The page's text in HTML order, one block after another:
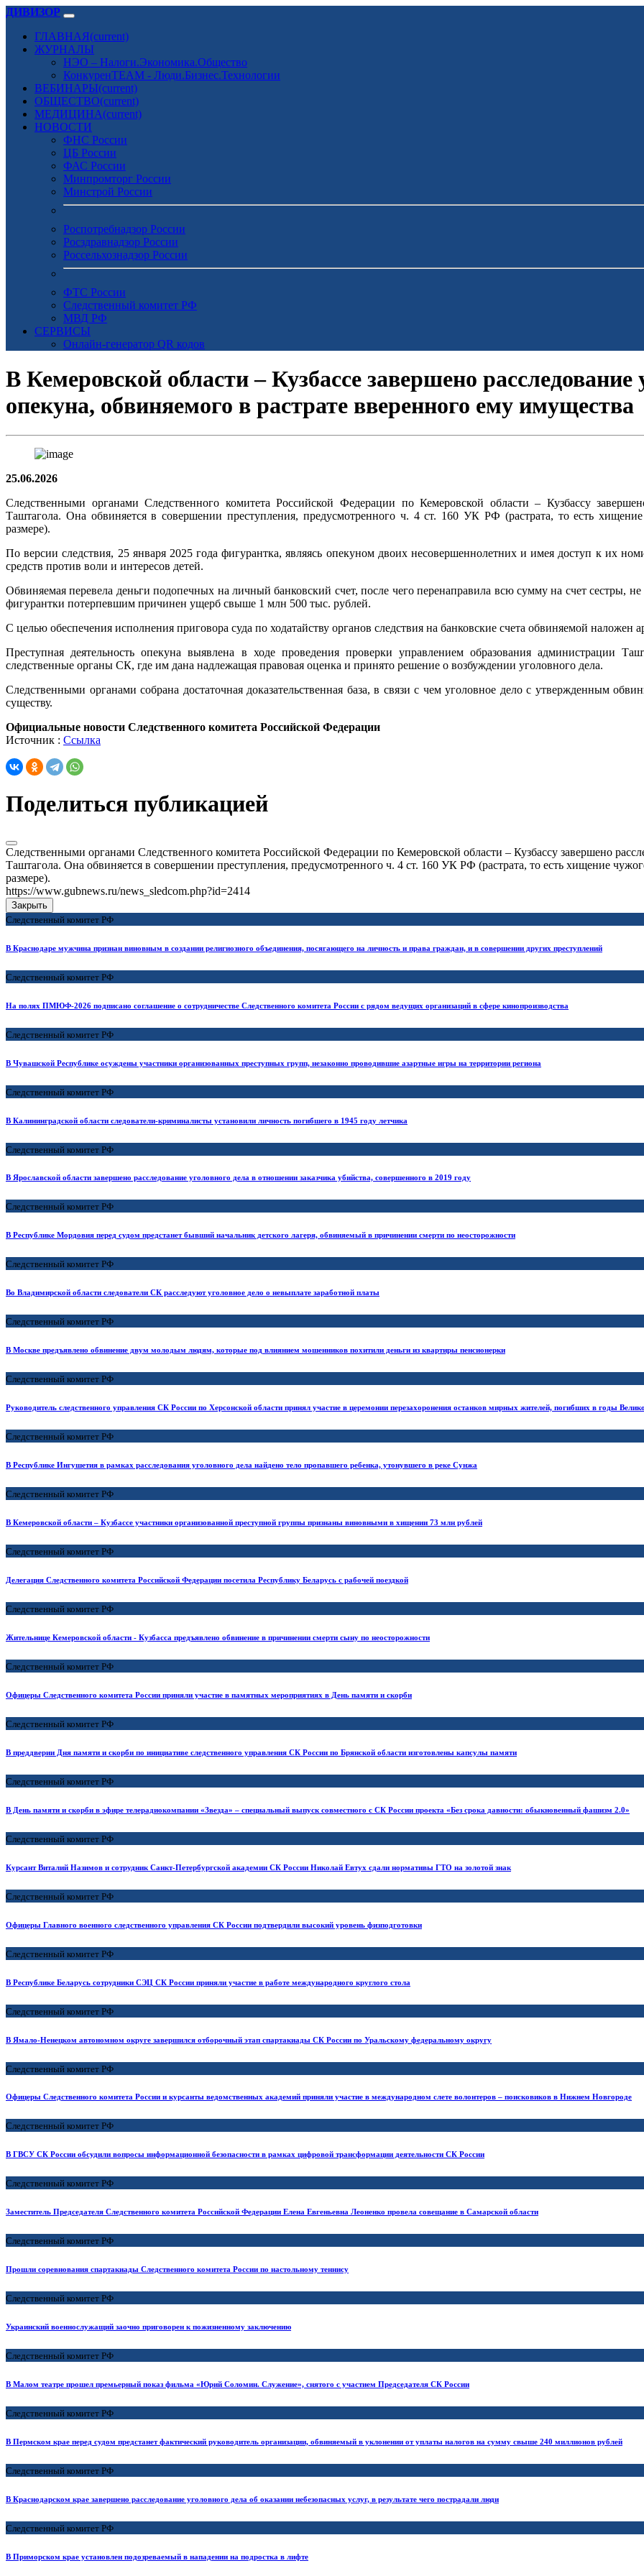
ДИВИЗОР
ГЛАВНАЯ(current)
ЖУРНАЛЫ
НЭО – Налоги.Экономика.Общество
КонкуренTEAM - Люди.Бизнес.Технологии
ВЕБИНАРЫ(current)
ОБЩЕСТВО(current)
МЕДИЦИНА(current)
НОВОСТИ
ФНС России
ЦБ России
ФАС России
Минпромторг России
Минстрой России
Роспотребнадзор России
Росздравнадзор России
Россельхознадзор России
ФТС России
Следственный комитет РФ
МВД РФ
СЕРВИСЫ
Онлайн-генератор QR кодов
В Кемеровской области – Кузбассе завершено
опекуна, обвиняемого в растрате вверенного ему имущества
25.06.2026
Следственными органами Следственного комитета Российской Федерации по Кемеровской области – Кузбассу
Таштагола. Она обвиняется в совершении преступления, предусмотренного ч. 4 ст. 160 УК РФ (растрата, то есть
размере).
По версии следствия, 25 января 2025 года фигурантка, являясь опекуном двоих несовершеннолетних и имея доступ к их
средств против воли и интересов детей.
Обвиняемая перевела деньги подопечных на личный банковский счет, после чего перенаправила всю сумму на счет сестры,
фигурантки потерпевшим причинен ущерб свыше 1 млн 500 тыс. рублей.
С целью обеспечения исполнения приговора суда по ходатайству органов следствия на банковские счета обвиняемой
Преступная деятельность опекуна выявлена в ходе проведения проверки управлением образования администрации
следственные органы СК, где им дана надлежащая правовая оценка и принято решение о возбуждении уголовного дела.
Следственными органами собрана достаточная доказательственная база, в связи с чем уголовное дело с утвержденным
существу.
Официальные новости Следственного комитета Российской Федерации
Источник : Ссылка
Поделиться публикацией
Следственными органами Следственного комитета Российской Федерации по Кемеровской области – Кузбассу завершено
Таштагола. Она обвиняется в совершении преступления, предусмотренного ч. 4 ст. 160 УК РФ (растрата, то есть хищение
размере).
https://www.gubnews.ru/news_sledcom.php?id=2414
Закрыть
Следственный комитет РФ
В Краснодаре мужчина признан виновным в создании религиозного объединения, посягающего на личность и права граждан, и в совершении других преступлений
Следственный комитет РФ
На полях ПМЮФ-2026 подписано соглашение о сотрудничестве Следственного комитета России с рядом ведущих организаций в сфере кинопроизводства
Следственный комитет РФ
В Чувашской Республике осуждены участники организованных преступных групп, незаконно проводившие азартные игры на территории региона
Следственный комитет РФ
В Калининградской области следователи-криминалисты установили личность погибшего в 1945 году летчика
Следственный комитет РФ
В Ярославской области завершено расследование уголовного дела в отношении заказчика убийства, совершенного в 2019 году
Следственный комитет РФ
В Республике Мордовия перед судом предстанет бывший начальник детского лагеря, обвиняемый в причинении смерти по неосторожности
Следственный комитет РФ
Во Владимирской области следователи СК расследуют уголовное дело о невыплате заработной платы
Следственный комитет РФ
В Москве предъявлено обвинение двум молодым людям, которые под влиянием мошенников похитили деньги из квартиры пенсионерки
Следственный комитет РФ
Руководитель следственного управления СК России по Херсонской области принял участие в церемонии перезахоронения останков мирных жителей, погибших в годы
Следственный комитет РФ
В Республике Ингушетия в рамках расследования уголовного дела найдено тело пропавшего ребенка, утонувшего в реке Сунжа
Следственный комитет РФ
В Кемеровской области – Кузбассе участники организованной преступной группы признаны виновными в хищении 73 млн рублей
Следственный комитет РФ
Делегация Следственного комитета Российской Федерации посетила Республику Беларусь с рабочей поездкой
Следственный комитет РФ
Жительнице Кемеровской области - Кузбасса предъявлено обвинение в причинении смерти сыну по неосторожности
Следственный комитет РФ
Офицеры Следственного комитета России приняли участие в памятных мероприятиях в День памяти и скорби
Следственный комитет РФ
В преддверии Дня памяти и скорби по инициативе следственного управления СК России по Брянской области изготовлены капсулы памяти
Следственный комитет РФ
В День памяти и скорби в эфире телерадиокомпании «Звезда» – специальный выпуск совместного с СК России проекта «Без срока давности: обыкновенный фашизм 2.0»
Следственный комитет РФ
Курсант Виталий Назимов и сотрудник Санкт-Петербургской академии СК России Николай Евтух сдали нормативы ГТО на золотой знак
Следственный комитет РФ
Офицеры Главного военного следственного управления СК России подтвердили высокий уровень физподготовки
Следственный комитет РФ
В Республике Беларусь сотрудники СЭЦ СК России приняли участие в работе международного круглого стола
Следственный комитет РФ
В Ямало-Ненецком автономном округе завершился отборочный этап спартакиады СК России по Уральскому федеральному округу
Следственный комитет РФ
Офицеры Следственного комитета России и курсанты ведомственных академий приняли участие в международном слете волонтеров – поисковиков в Нижнем Новгороде
Следственный комитет РФ
В ГВСУ СК России обсудили вопросы информационной безопасности в рамках цифровой трансформации деятельности CК России
Следственный комитет РФ
Заместитель Председателя Следственного комитета Российской Федерации Елена Евгеньевна Леоненко провела совещание в Самарской области
Следственный комитет РФ
Прошли соревнования спартакиады Следственного комитета России по настольному теннису
Следственный комитет РФ
Украинский военнослужащий заочно приговорен к пожизненному заключению
Следственный комитет РФ
В Малом театре прошел премьерный показ фильма «Юрий Соломин. Служение», снятого с участием Председателя СК России
Следственный комитет РФ
В Пермском крае перед судом предстанет фактический руководитель организации, обвиняемый в уклонении от уплаты налогов на сумму свыше 240 миллионов рублей
Следственный комитет РФ
В Краснодарском крае завершено расследование уголовного дела об оказании небезопасных услуг, в результате чего пострадали люди
Следственный комитет РФ
В Приморском крае установлен подозреваемый в нападении на подростка в лифте